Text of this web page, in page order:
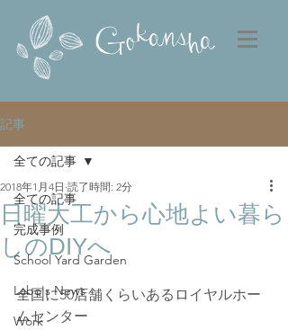
記事
全ての記事
完成事例
School Yard Garden
Labo's News
Work
全ての記事
日曜大工から心地よい暮ら
しのDIYへ
2018年1月4日 読了時間: 2分
全国に50店舗くらいあるロイヤルホー
ムセンター